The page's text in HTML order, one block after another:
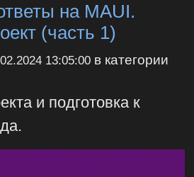
на MAUI.
(часть 1)
13:05:00в категории
и подготовка к